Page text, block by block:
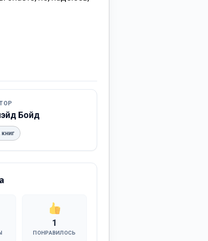
Бойд
книг
1
ПОНРАВИЛОСЬ